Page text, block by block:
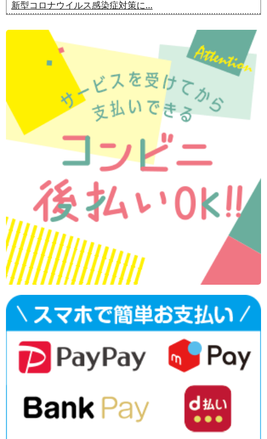
新型コロナウイルス感染症対策に...